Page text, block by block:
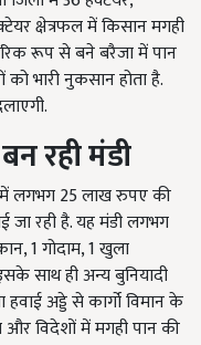
क्षेत्रफल में किसान मगही
रूप से बने बरैजा में पान
भारी नुकसान होता है.
रही मंडी
में लगभग 25 लाख रुपए की
जा रही है. यह मंडी लगभग
1 गोदाम, 1 खुला
साथ ही अन्य बुनियादी
अड्डे से कार्गो विमान के
विदेशों में मगही पान की